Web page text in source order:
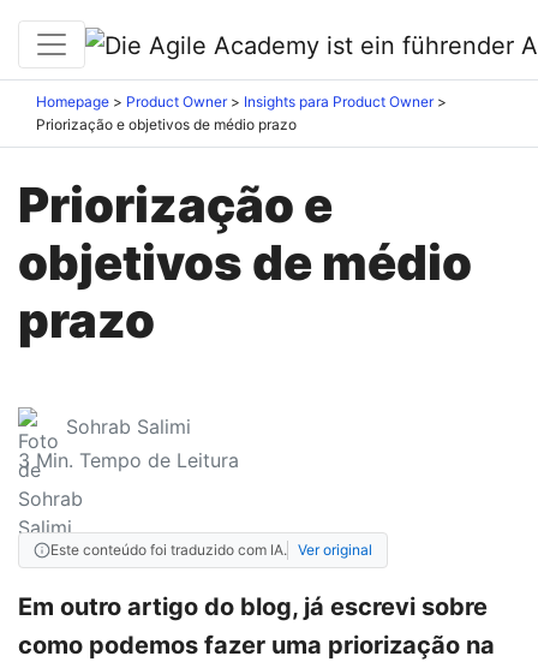
Homepage Product Owner
Insights para Product Owner
Priorização e objetivos de médio prazo
Priorização e
objetivos de médio
prazo
Sohrab Salimi
3Min. Tempo de Leitura
Este conteúdo foi traduzido com IA. Ver original
Em outro artigo do blog, já escrevi sobre
como podemos fazer uma priorização na